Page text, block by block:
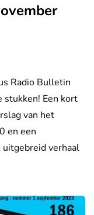
Radio Bulletin
stukken! Een kort
van het
en een
verhaal